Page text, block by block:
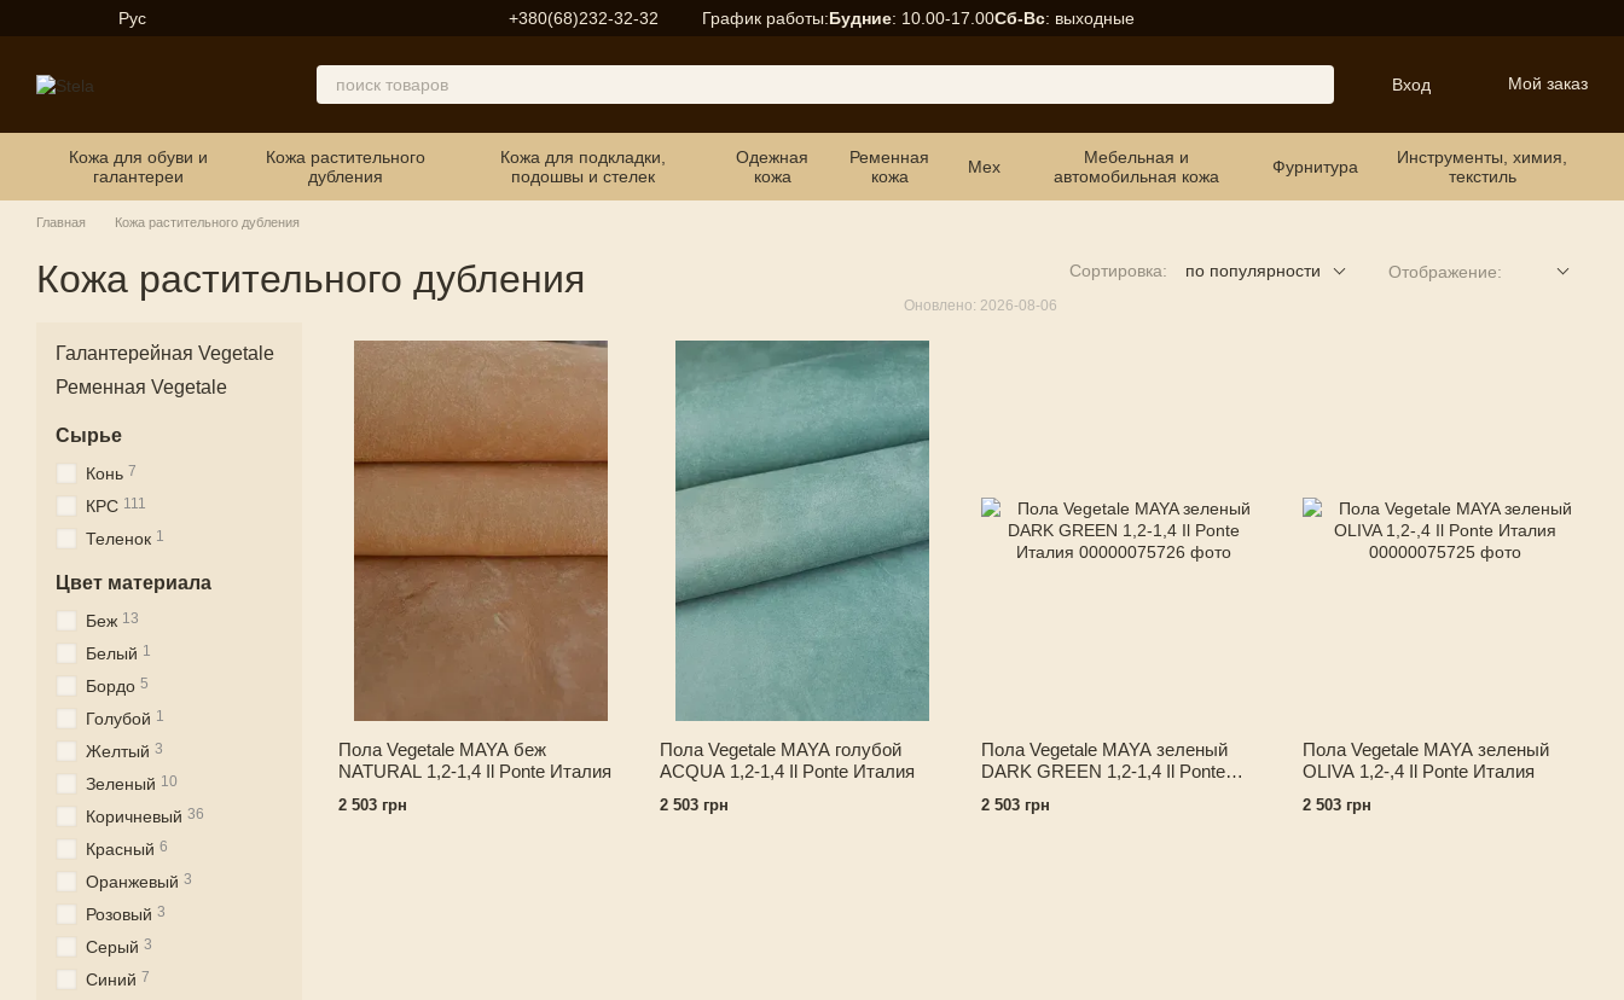
Перейти к основному контенту
Рус +380(68)232-32-32 График работы:Будние: 10.00-17.00Сб-Вс: выходные
Вход Мой заказ
Кожа для обуви и
галантереи
Кожа растительного
дубления
Кожа для подкладки,
подошвы и стелек
Одежная
кожа
Ременная
кожа
Мех
Мебельная и
автомобильная кожа
Фурнитура
Инструменты, химия,
текстиль
Главная Кожа растительного дубления
Кожа растительного дубления
Оновлено: 2026-08-06
Сортировка: по популярности Отображение:
Пола Vegetale MAYA беж
NATURAL 1,2-1,4 Il Ponte Италия
2 503 грн
Пола Vegetale MAYA голубой
ACQUA 1,2-1,4 Il Ponte Италия
2 503 грн
Пола Vegetale MAYA зеленый
DARK GREEN 1,2-1,4 Il Ponte
2 503 грн
Пола Vegetale MAYA зеленый
OLIVA 1,2-,4 Il Ponte Италия
2 503 грн
Галантерейная Vegetale
Ременная Vegetale
Сырье
Конь 7
КРС 111
Теленок 1
Цвет материала
Беж 13
Белый 1
Бордо 5
Голубой 1
Желтый 3
Зеленый 10
Коричневый 36
Красный 6
Оранжевый 3
Розовый 3
Серый 3
Синий 7